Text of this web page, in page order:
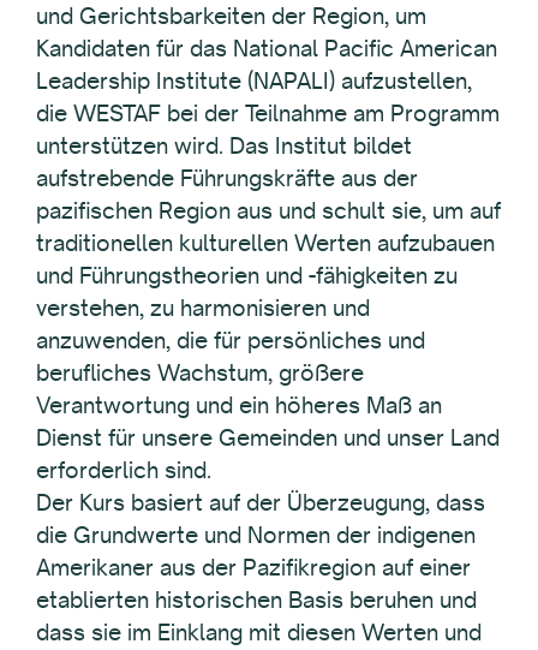
und Gerichtsbarkeiten der Region, um
Kandidaten für das National Pacific American
Leadership Institute (NAPALI) aufzustellen,
die WESTAF bei der Teilnahme am Programm
unterstützen wird. Das Institut bildet
aufstrebende Führungskräfte aus der
pazifischen Region aus und schult sie, um auf
traditionellen kulturellen Werten aufzubauen
und Führungstheorien und -fähigkeiten zu
verstehen, zu harmonisieren und
anzuwenden, die für persönliches und
berufliches Wachstum, größere
Verantwortung und ein höheres Maß an
Dienst für unsere Gemeinden und unser Land
erforderlich sind.
Der Kurs basiert auf der Überzeugung, dass
die Grundwerte und Normen der indigenen
Amerikaner aus der Pazifikregion auf einer
etablierten historischen Basis beruhen und
dass sie im Einklang mit diesen Werten und